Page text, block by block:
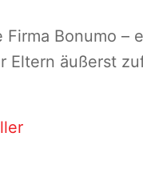
Firma Bonumo –
Eltern äußerst